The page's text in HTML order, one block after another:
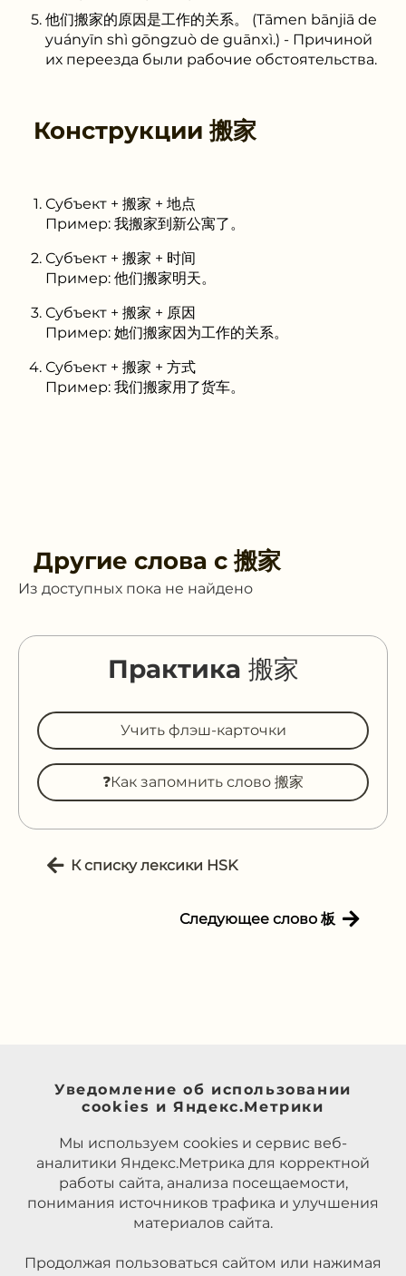
他们搬家的原因是工作的关系。 (Tāmen bānjiā de
yuányīn shì gōngzuò de guānxì.) - Причиной
их переезда были рабочие обстоятельства.
Конструкции 搬家
Субъект + 搬家 + 地点
Пример: 我搬家到新公寓了。
Субъект + 搬家 + 时间
Пример: 他们搬家明天。
Субъект + 搬家 + 原因
Пример: 她们搬家因为工作的关系。
Субъект + 搬家 + 方式
Пример: 我们搬家用了货车。
Другие слова с 搬家
Из доступных пока не найдено
Практика 搬家
Учить флэш-карточки
❓Как запомнить слово 搬家
К списку лексики HSK
Следующее слово 板
Уведомление об использовании
cookies и Яндекс.Метрики
Мы используем cookies и сервис веб-
аналитики Яндекс.Метрика для корректной
работы сайта, анализа посещаемости,
понимания источников трафика и улучшения
материалов сайта.
Продолжая пользоваться сайтом или нажимая